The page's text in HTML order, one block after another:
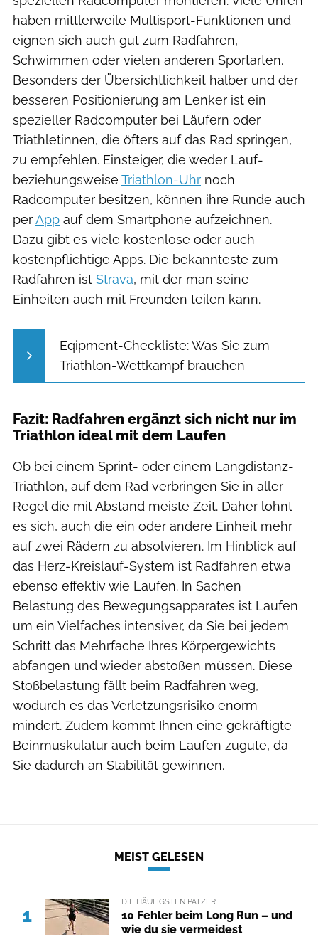
haben mittlerweile Multisport-Funktionen und
eignen sich auch gut zum Radfahren,
Schwimmen oder vielen anderen Sportarten.
Besonders der Übersichtlichkeit halber und der
besseren Positionierung am Lenker ist ein
spezieller Radcomputer bei Läufern oder
Triathletinnen, die öfters auf das Rad springen,
zu empfehlen. Einsteiger, die weder Lauf-
beziehungsweise Triathlon-Uhr noch
Radcomputer besitzen, können ihre Runde auch
perApp auf dem Smartphone aufzeichnen.
Dazu gibt es viele kostenlose oder auch
kostenpflichtige Apps. Die bekannteste zum
Radfahren ist Strava, mit der man seine
Einheiten auch mit Freunden teilen kann.
Eqipment-Checkliste: Was Sie zum
Triathlon-Wettkampf brauchen
Fazit: Radfahren ergänzt sich nicht nur im
Triathlon ideal mit dem Laufen
Ob bei einem Sprint- oder einem Langdistanz-
Triathlon, auf dem Rad verbringen Sie in aller
Regel die mit Abstand meiste Zeit. Daher lohnt
es sich, auch die ein oder andere Einheit mehr
auf zwei Rädern zu absolvieren. Im Hinblick auf
das Herz-Kreislauf-System ist Radfahren etwa
ebenso effektiv wie Laufen. In Sachen
Belastung des Bewegungsapparates ist Laufen
um ein Vielfaches intensiver, da Sie bei jedem
Schritt das Mehrfache Ihres Körpergewichts
abfangen und wieder abstoßen müssen. Diese
Stoßbelastung fällt beim Radfahren weg,
wodurch es das Verletzungsrisiko enorm
mindert. Zudem kommt Ihnen eine gekräftigte
Beinmuskulatur auch beim Laufen zugute, da
Sie dadurch an Stabilität gewinnen.
MEIST GELESEN
1
DIE HÄUFIGSTEN PATZER
10 Fehler beim Long Run – und
wie du sie vermeidest